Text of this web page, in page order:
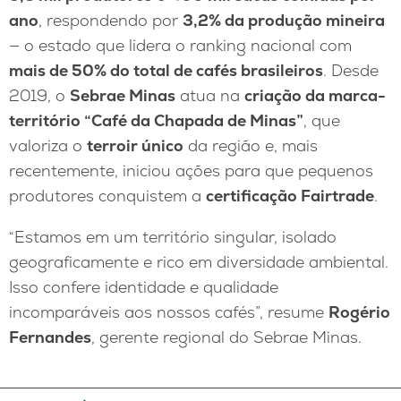
ano, respondendo por 3,2% da produção mineira
— o estado que lidera o ranking nacional com
mais de 50% do total de cafés brasileiros. Desde
2019, o Sebrae Minas atua na criação da marca-
território “Café da Chapada de Minas”, que
valoriza o terroir único da região e, mais
recentemente, iniciou ações para que pequenos
produtores conquistem a certificação Fairtrade.
“Estamos em um território singular, isolado
geograficamente e rico em diversidade ambiental.
Isso confere identidade e qualidade
incomparáveis aos nossos cafés”, resume Rogério
Fernandes, gerente regional do Sebrae Minas.